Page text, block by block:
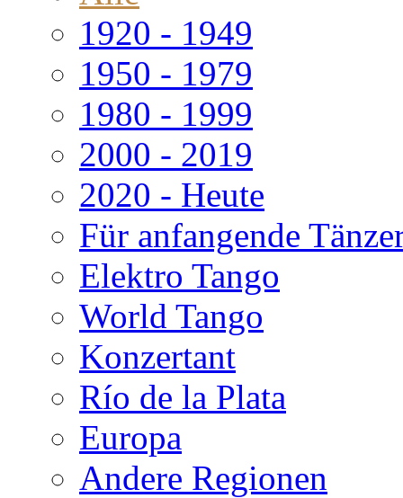
1920 - 1949
1950 - 1979
1980 - 1999
2000 - 2019
2020 - Heute
Für anfangende
Elektro Tango
World Tango
Konzertant
Río de la Plata
Europa
Andere Regionen